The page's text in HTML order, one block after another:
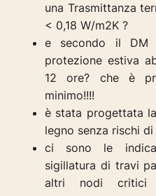
una Trasmittanza
< 0,18 W/m2K ?
e secondo il DM
protezione estiva
12 ore? che è
minimo!!!!
è stata progettata
legno senza rischi
ci sono le
sigillatura di travi
altri nodi critici